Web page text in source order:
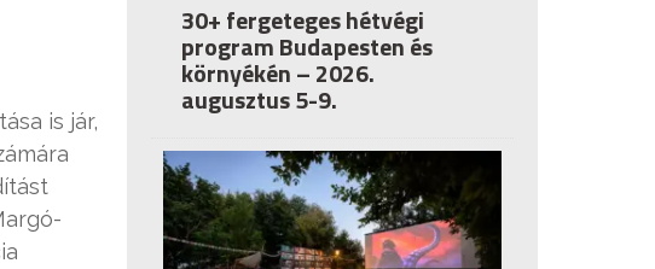
is jár,
30+ fergeteges hétvégi
program Budapesten és
környékén – 2026.
augusztus 5-9.